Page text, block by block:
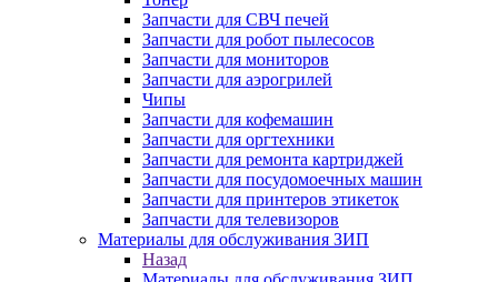
Запчасти для СВЧ печей
Запчасти для робот пылесосов
Запчасти для мониторов
Запчасти для аэрогрилей
Чипы
Запчасти для кофемашин
Запчасти для оргтехники
Запчасти для ремонта картриджей
Запчасти для посудомоечных машин
Запчасти для принтеров этикеток
Запчасти для телевизоров
Материалы для обслуживания ЗИП
Назад